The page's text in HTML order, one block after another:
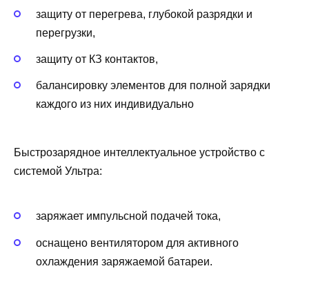
защиту от перегрева, глубокой разрядки и
перегрузки,
защиту от КЗ контактов,
балансировку элементов для полной зарядки
каждого из них индивидуально
Быстрозарядное интеллектуальное устройство с
системой Ультра:
заряжает импульсной подачей тока,
оснащено вентилятором для активного
охлаждения заряжаемой батареи.